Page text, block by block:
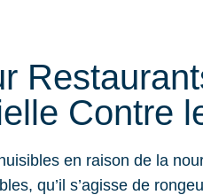
Contre
en raison de la
qu’il s’agisse de